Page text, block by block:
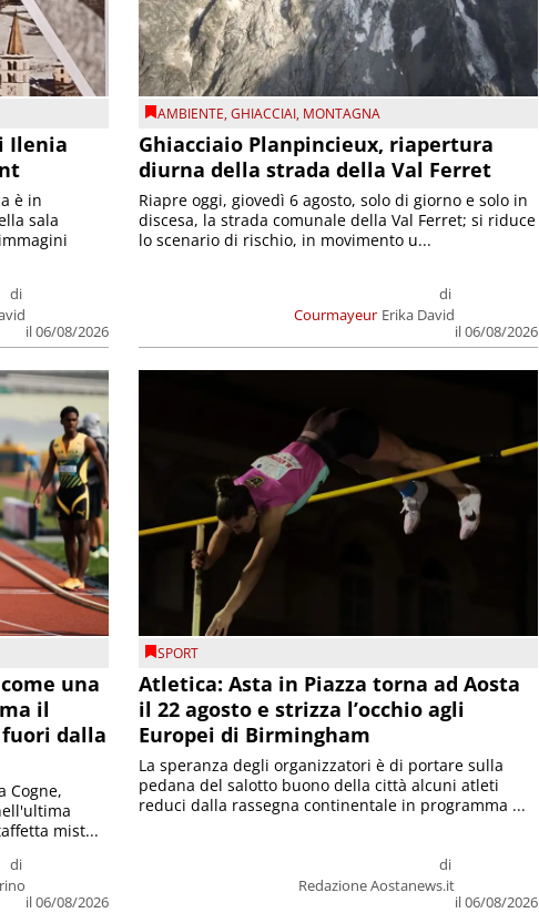
Ilenia
di
il 06/08/2026
è in
sala
AMBIENTE,GHIACCIAI, MONTAGNA
Ghiacciaio Planpincieux, riapertura
diurna della strada della Val Ferret
Courmayeur
di
Erika David
il 06/08/2026
Riapre oggi, giovedì 6 agosto, solo di giorno e solo in
discesa, la strada comunale della Val Ferret; si riduce
lo scenario di rischio, in movimento u...
una
il
dalla
di
il 06/08/2026
Cogne,
mist...
SPORT
Atletica: Asta in Piazza torna ad Aosta
il 22 agosto e strizza l’occhio agli
Europei di Birmingham
di
Redazione Aostanews.it
il 06/08/2026
La speranza degli organizzatori è di portare sulla
pedana del salotto buono della città alcuni atleti
reduci dalla rassegna continentale in programma ...